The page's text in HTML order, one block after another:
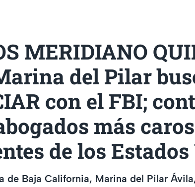
MERIDIANO
del Pilar
con el FBI;
más
de los
de Baja California, Marina del Pilar